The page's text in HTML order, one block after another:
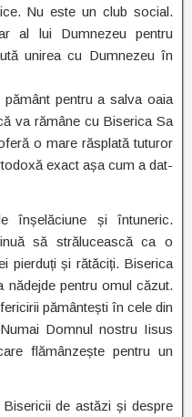
Nu este un club social.
al lui Dumnezeu pentru
unirea cu Dumnezeu în
pentru a salva oaia
va rămâne cu Biserica Sa
o mare răsplată tuturor
exact așa cum a dat-
înșelăciune și întuneric.
să strălucească ca o
pierduți și rătăciți. Biserica
nădejde pentru omul căzut.
pământești în cele din
Domnul nostru Iisus
flămânzește pentru un
de astăzi și despre